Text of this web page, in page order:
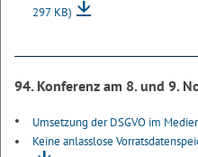
297 KB)
94. Konferenz am 8. und 9.
Umsetzung der DSGVO im
Keine anlasslose